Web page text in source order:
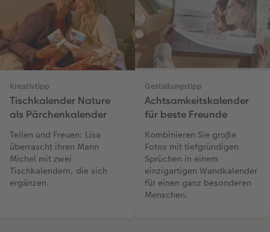
Kreativtipp
Tischkalender Nature
als Pärchenkalender
Teilen und Freuen: Lisa
überrascht ihren Mann
Michel mit zwei
Tischkalendern, die sich
ergänzen.
Gestaltungstipp
Achtsamkeitskalender
für beste Freunde
Kombinieren Sie große
Fotos mit tiefgründigen
Sprüchen in einem
einzigartigen Wandkalender
für einen ganz besonderen
Menschen.